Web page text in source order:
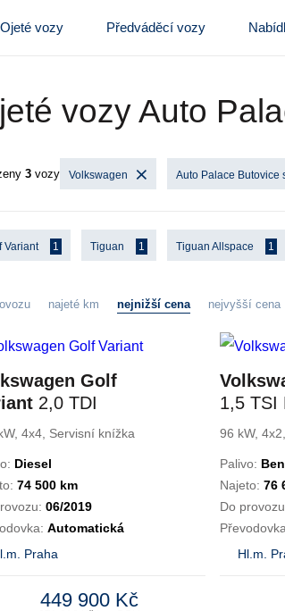
Ojeté vozy Předváděcí vozy
vozy Auto
3 vozy Volkswagen Auto Palace Butovice
Variant 1 Tiguan 1 Tiguan Allspace 1
najeté km nejnižší cena nejvyšší cena
Golf
2,0 TDI
4M AT VIII
4x4, Servisní knížka
Diesel
74 500 km
06/2019
Automatická
Praha
449 900 Kč
1,5 TSI
96 kW,
Palivo:
Najeto: 76
Do
Hl.m.